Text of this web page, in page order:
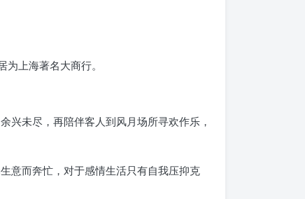
上海著名大商行。
兴未尽，再陪伴客人到风月场所寻欢作乐，
意而奔忙，对于感情生活只有自我压抑克